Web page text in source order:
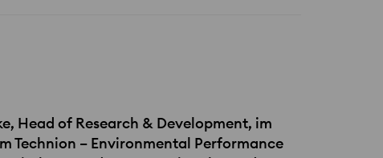
Head of Research & Development, im
Technion – Environmental Performance